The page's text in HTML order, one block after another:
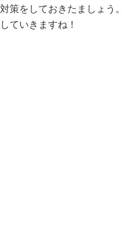
対策をしておきたましょう
していきますね！